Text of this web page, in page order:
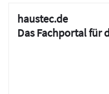
haustec.de
Das Fachportal für